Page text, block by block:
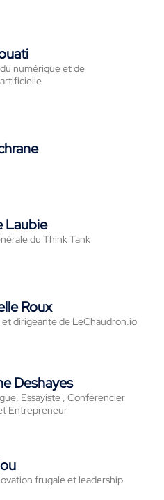
numérique et de
Laubie
du Think Tank
Roux
dirigeante de LeChaudron.io
Deshayes
Essayiste , Conférencier
Entrepreneur
frugale et leadership